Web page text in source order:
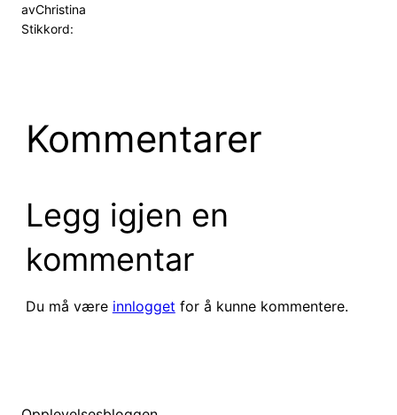
avChristina
Stikkord:
Kommentarer
Legg igjen en
kommentar
Du må være innlogget for å kunne kommentere.